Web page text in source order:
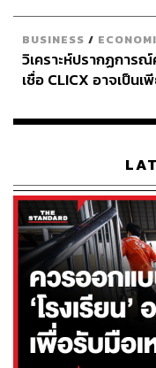
BUSINESS /
วิเคราะห์ปรากฏการ
เชื่อ CLICX อาจเป็น
เรือนไทยที่ถูกซุกไว้